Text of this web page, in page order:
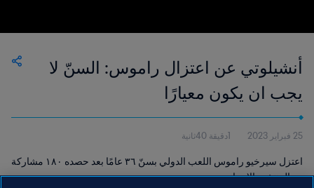
أنشيلوتي عن اعتزال راموس: السنّ لا
يجب ان يكون معيارًا
25 فبراير 2023 1دقيقة 40ثانية
اعتزل سيرخيو راموس اللعب الدولي بسنّ ٣٦ عامًا بعد حصده ١٨٠ مشاركة
مع المنتخب الإسباني.